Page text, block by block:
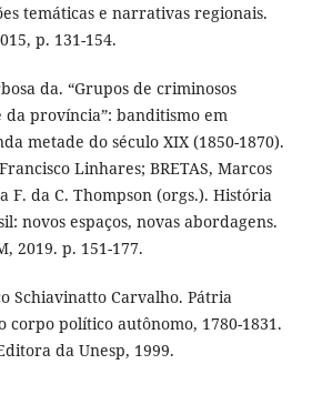
temáticas e narrativas regionais.
p. 131-154.
da. “Grupos de criminosos
província”: banditismo em
metade do século XIX (1850-1870).
Linhares; BRETAS, Marcos
F. da C. Thompson (orgs.). História
novos espaços, novas abordagens.
2019. p. 151-177.
Schiavinatto Carvalho. Pátria
corpo político autônomo, 1780-1831.
da Unesp, 1999.